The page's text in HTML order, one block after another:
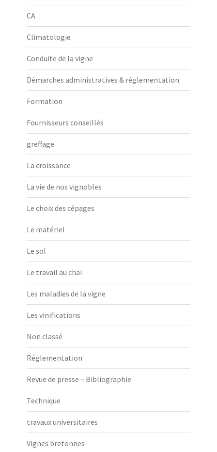
CA
Climatologie
Conduite de la vigne
Démarches administratives & réglementation
Formation
Fournisseurs conseillés
greffage
La croissance
La vie de nos vignobles
Le choix des cépages
Le matériel
Le sol
Le travail au chai
Les maladies de la vigne
Les vinifications
Non classé
Réglementation
Revue de presse – Bibliographie
Technique
travaux universitaires
Vignes bretonnes